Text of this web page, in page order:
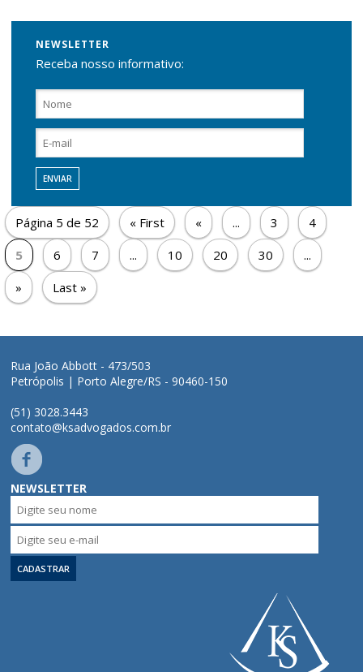
NEWSLETTER
Receba nosso informativo:
Página 5 de 52 « First « ... 3
4
5
6 7 ... 10 20 30
...
»
Last »
Rua João Abbott - 473/503
Petrópolis | Porto Alegre/RS - 90460-150
(51) 3028.3443
contato@ksadvogados.com.br
NEWSLETTER